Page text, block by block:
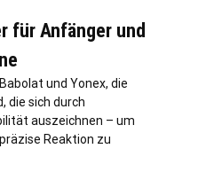
für Anfänger und
und Yonex, die
die sich durch
auszeichnen – um
Reaktion zu